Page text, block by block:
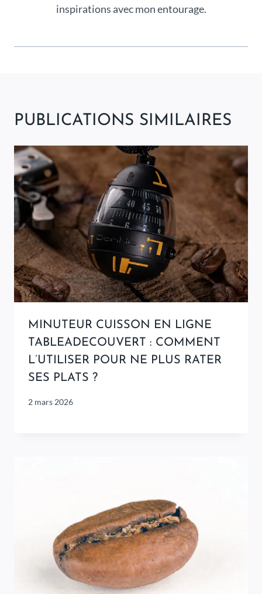
inspirations avec mon entourage.
PUBLICATIONS SIMILAIRES
MINUTEUR CUISSON EN LIGNE
TABLEADECOUVERT : COMMENT
L’UTILISER POUR NE PLUS RATER
SES PLATS ?
2 mars 2026